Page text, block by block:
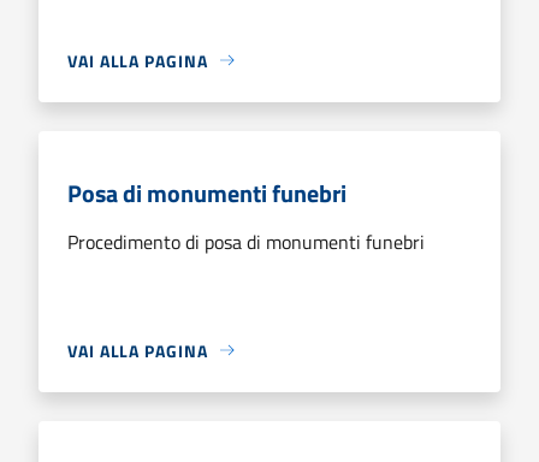
VAI ALLA PAGINA
Posa di monumenti funebri
Procedimento di posa di monumenti funebri
VAI ALLA PAGINA